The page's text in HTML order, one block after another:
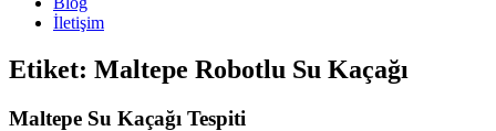
İletişim
Close
Menu
Etiket: Maltepe Robotlu Su Kaçağı
Maltepe Su Kaçağı Tespiti